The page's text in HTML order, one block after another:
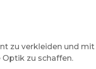
zu verkleiden und mit
zu schaffen.